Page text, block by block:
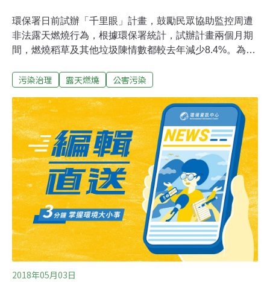
環保署日前試辦「千里眼」計畫，鼓勵民眾協助監控周遭
非法露天燃燒行為，根據環保署統計，試辦計畫兩個月期
間，燃燒稻草及其他垃圾陳情數都較去年減少8.4%。為了
止，推動為期兩個月的「獎勵民眾舉發非法露天燃 燒試辦
從事稻草、果樹枝及垃圾等露天燃燒行為，向環保機關進
行舉報，並提供具體可資辨識明確的佐證資料及協助環保
人員到達燃燒事發地點進行查證工作，就可領取獎勵金。
目前檢舉成效還在統計中，但根據環保署公害陳情系統統
計，試辦計畫期間的露天燃燒陳情件數，相較去年同期有
下降趨勢，其中燃燒稻草陳情件數由306件減至227件、燃
燒其他含果樹及垃圾陳情件數則由2420減為2268件。環保
署空氣品質保護及噪音管制處處長蔡鴻德指出，根據結果
顯示，非法露天燃燒一年來減少8.4%。
污染治理 露天燃燒 公害污染
2018年05月03日